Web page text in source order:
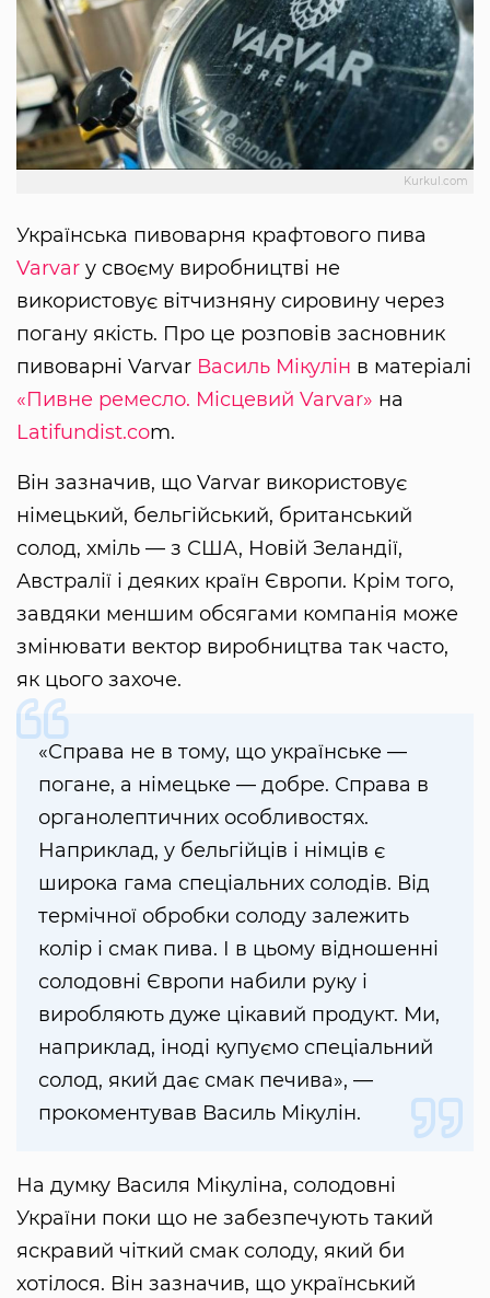
Kurkul.com
Українська пивоварня крафтового пива
Varvar у своєму виробництві не
використовує вітчизняну сировину через
погану якість. Про це розповів засновник
пивоварні Varvar Василь Мікулін в матеріалі
«Пивне ремесло. Місцевий Varvar» на
Latifundist.com.
Він зазначив, що Varvar використовує
німецький, бельгійський, британський
солод, хміль — з США, Новій Зеландії,
Австралії і деяких країн Європи. Крім того,
завдяки меншим обсягами компанія може
змінювати вектор виробництва так часто,
як цього захоче.
«Справа не в тому, що українське —
погане, а німецьке — добре. Справа в
органолептичних особливостях.
Наприклад, у бельгійців і німців є
широка гама спеціальних солодів. Від
термічної обробки солоду залежить
колір і смак пива. І в цьому відношенні
солодовні Європи набили руку і
виробляють дуже цікавий продукт. Ми,
наприклад, іноді купуємо спеціальний
солод, який дає смак печива», —
прокоментував Василь Мікулін.
На думку Василя Мікуліна, солодовні
України поки що не забезпечують такий
яскравий чіткий смак солоду, який би
хотілося. Він зазначив, що український